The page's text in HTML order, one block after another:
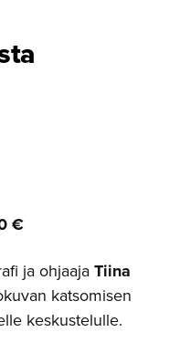
€
ja ohjaajaTiina
katsomisen
keskustelulle.